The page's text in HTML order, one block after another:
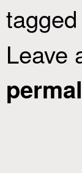
tagged
Leave